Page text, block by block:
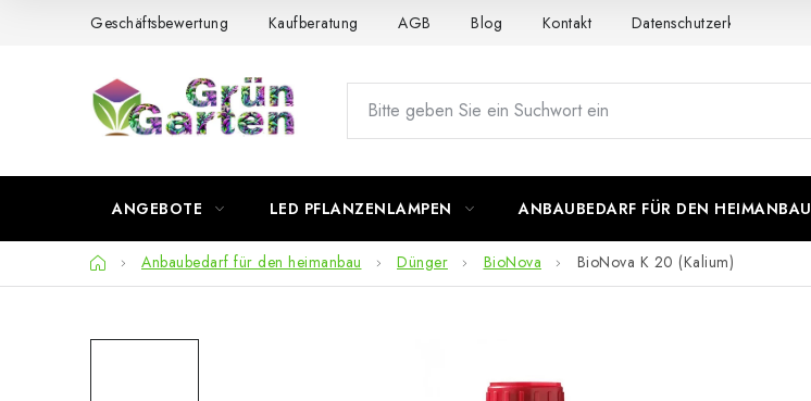
Geschäftsbewertung Kaufberatung AGB Blog Kontakt Datenschutzerklärung
ANGEBOTE LED PFLANZENLAMPEN ANBAUBEDARF FÜR DEN HEIMANBAU
StartseiteAnbaubedarf für den heimanbau Dünger BioNova BioNova K 20 (Kalium)